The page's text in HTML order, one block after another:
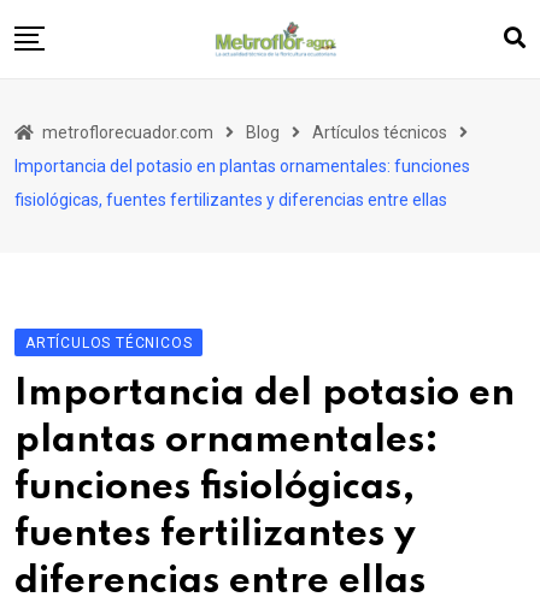
to
Entrevistas
Metronotas
metroflorecuador.com Blog
Artículos técnicos
Importancia del potasio en plantas ornamentales: funciones
fisiológicas, fuentes fertilizantes y diferencias entre ellas
ARTÍCULOS TÉCNICOS
Importancia del potasio en
plantas ornamentales:
funciones fisiológicas,
fuentes fertilizantes y
diferencias entre ellas